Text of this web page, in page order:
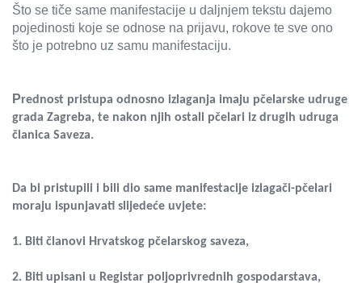
Što se tiče same manifestacije u daljnjem tekstu dajemo
pojedinosti koje se odnose na prijavu, rokove te sve ono
što je potrebno uz samu manifestaciju.
Prednost pristupa odnosno izlaganja imaju pčelarske udruge
grada Zagreba, te nakon njih ostali pčelari iz drugih udruga
članica Saveza.
Da bi pristupili i bili dio same manifestacije izlagači-pčelari
moraju ispunjavati slijedeće uvjete:
1. Biti članovi Hrvatskog pčelarskog saveza,
2. Biti upisani u Registar poljoprivrednih gospodarstava,